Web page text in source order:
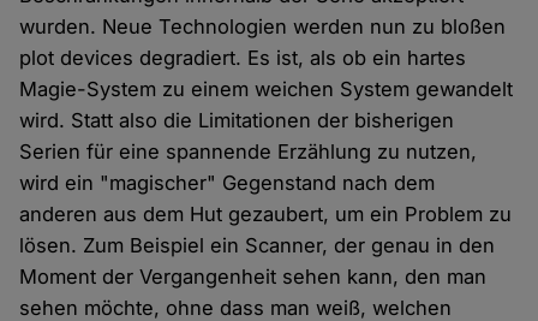
wurden. Neue Technologien werden nun zu bloßen
plot devices degradiert. Es ist, als ob ein hartes
Magie-System zu einem weichen System gewandelt
wird. Statt also die Limitationen der bisherigen
Serien für eine spannende Erzählung zu nutzen,
wird ein "magischer" Gegenstand nach dem
anderen aus dem Hut gezaubert, um ein Problem zu
lösen. Zum Beispiel ein Scanner, der genau in den
Moment der Vergangenheit sehen kann, den man
sehen möchte, ohne dass man weiß, welchen